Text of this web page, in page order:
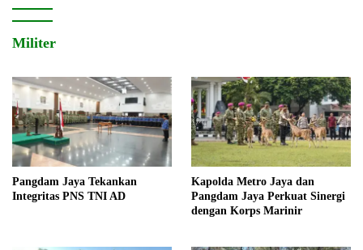
Militer
Pangdam Jaya Tekankan
Integritas PNS TNI AD
Kapolda Metro Jaya dan
Pangdam Jaya Perkuat Sinergi
dengan Korps Marinir